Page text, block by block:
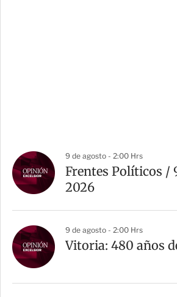
9 de agosto - 2:00 Hrs
Frentes Políticos /
2026
9 de agosto - 2:00 Hrs
Vitoria: 480 años